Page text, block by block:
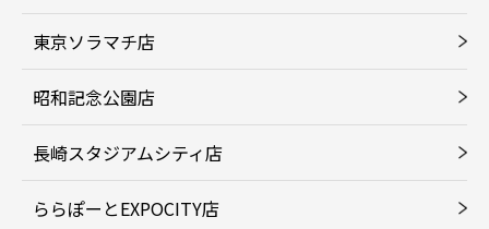
東京ソラマチ店
昭和記念公園店
長崎スタジアムシティ店
ららぽーとEXPOCITY店